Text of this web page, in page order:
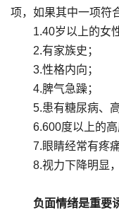
项，如果其中一项符
1.40岁以上的女性
2.有家族史；
3.性格内向；
4.脾气急躁；
5.患有糖尿病、高
6.600度以上的高
7.眼睛经常有疼痛
8.视力下降明显，
负面情绪是重要